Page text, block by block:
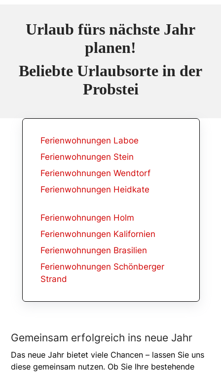
Urlaub fürs nächste Jahr
planen!
Beliebte Urlaubsorte in der
Probstei
Ferienwohnungen Laboe
Ferienwohnungen Stein
Ferienwohnungen Wendtorf
Ferienwohnungen Heidkate
Ferienwohnungen Holm
Ferienwohnungen Kalifornien
Ferienwohnungen Brasilien
Ferienwohnungen Schönberger
Strand
Gemeinsam erfolgreich ins neue Jahr
Das neue Jahr bietet viele Chancen – lassen Sie uns
diese gemeinsam nutzen. Ob Sie Ihre bestehende